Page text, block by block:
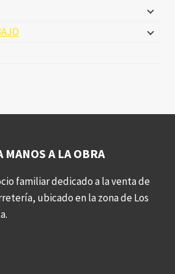
MANOS A LA OBRA
familiar dedicado a la venta de
ubicado en la zona de Los